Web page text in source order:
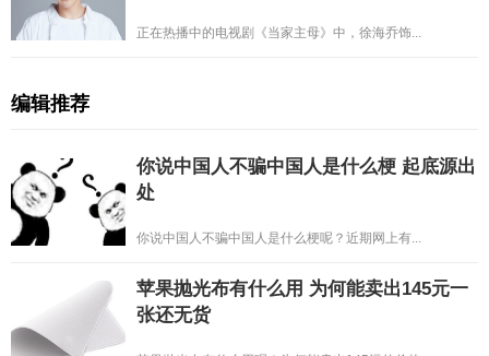
正在热播中的电视剧《当家主母》中，徐海乔饰...
编辑推荐
你说中国人不骗中国人是什么梗 起底源出
处
你说中国人不骗中国人是什么梗呢？近期网上有...
苹果抛光布有什么用 为何能卖出145元一
张还无货